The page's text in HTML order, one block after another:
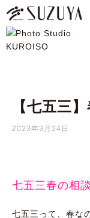
【七五三
2023年3月24日
七五三春の相
七五三って、春な